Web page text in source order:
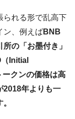
られる形で乱高下
ン、例えばBNB
の「お墨付き」
Initial
クンの価格は高
2018年よりも一